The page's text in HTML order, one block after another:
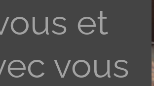
et
vous